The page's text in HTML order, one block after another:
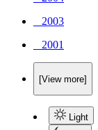
_ 2003
_ 2001
[View more]
Light